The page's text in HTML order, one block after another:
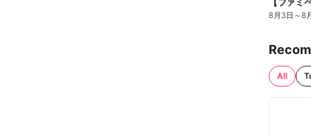
8月3日 ～8
All